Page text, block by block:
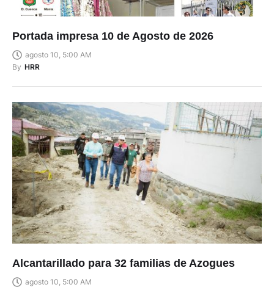
Portada impresa 10 de Agosto de 2026
agosto 10, 5:00 AM
By HRR
Alcantarillado para 32 familias de Azogues
agosto 10, 5:00 AM